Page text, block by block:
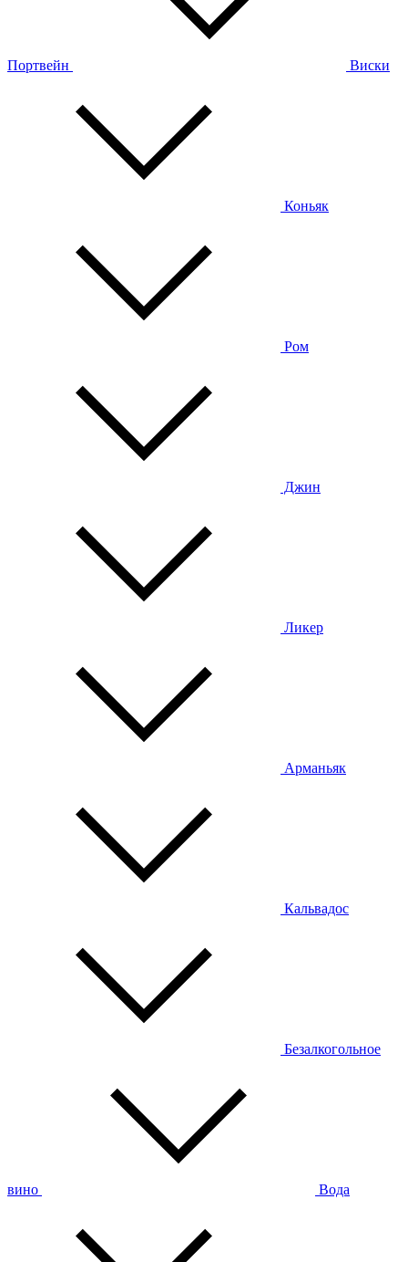
Портвейн Виски
Коньяк
Ром
Джин
Ликер
Арманьяк
Кальвадос
Безалкогольное
вино Вода